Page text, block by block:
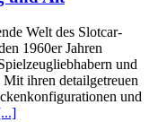
Welt des Slotcar-
1960er Jahren
und
ihren detailgetreuen
und